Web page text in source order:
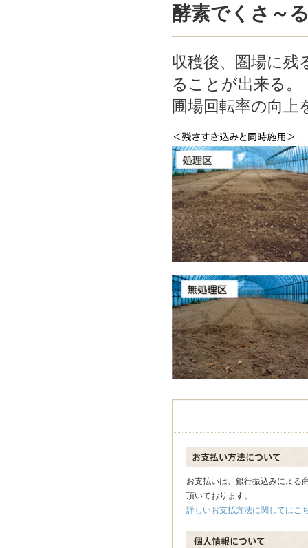
酵素でくさ～
収穫後、圏場に残
ることが出来る。
圃場回転率の向
お支払いは、銀行振込みによる
頂いております。
詳しいお支払方法に関してはこ